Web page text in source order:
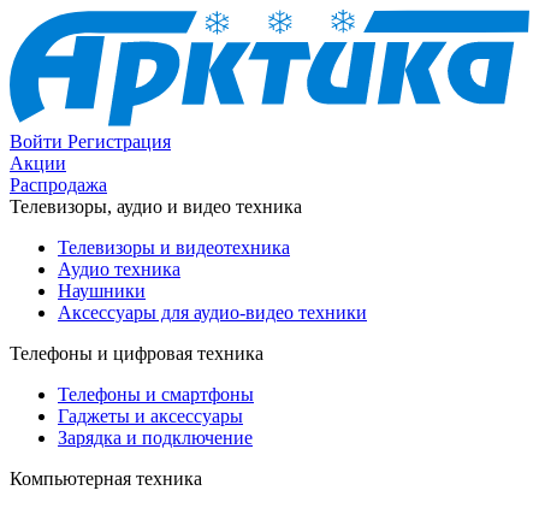
Войти Регистрация
Акции
Распродажа
Телевизоры, аудио и видео техника
Телевизоры и видеотехника
Аудио техника
Наушники
Аксессуары для аудио-видео техники
Телефоны и цифровая техника
Телефоны и смартфоны
Гаджеты и аксессуары
Зарядка и подключение
Компьютерная техника